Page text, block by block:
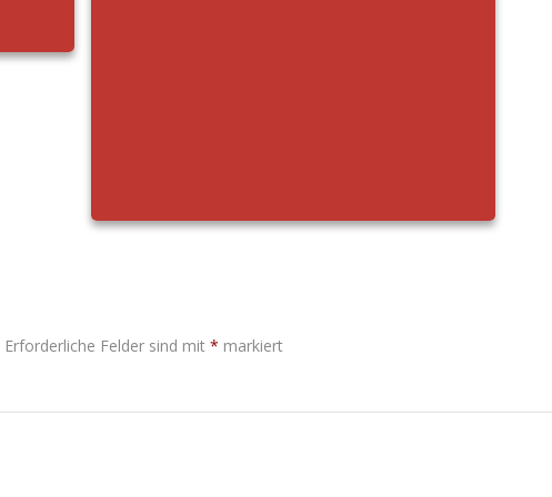
Erforderliche Felder sind mit * markiert